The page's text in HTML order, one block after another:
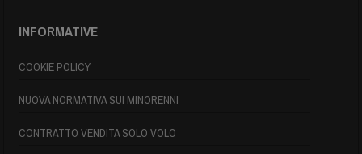
INFORMATIVE
COOKIE POLICY
NUOVA NORMATIVA SUI MINORENNI
CONTRATTO VENDITA SOLO VOLO